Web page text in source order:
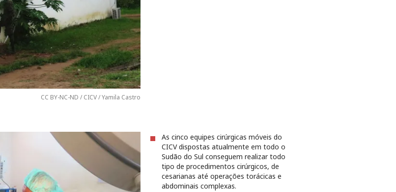
CC BY-NC-ND / CICV / Yamila Castro
As cinco equipes cirúrgicas móveis do
CICV dispostas atualmente em todo o
Sudão do Sul conseguem realizar todo
tipo de procedimentos cirúrgicos, de
cesarianas até operações torácicas e
abdominais complexas.